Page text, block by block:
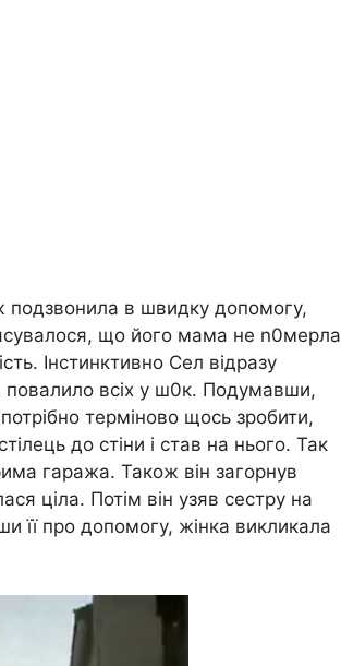
подзвонила в швидку допомогу,
що його мама не n0мерла
Інстинктивно Сел відразу
повалило всіх у ш0к. Подумавши,
терміново щось зробити,
до стіни і став на нього. Так
гаража. Також він загорнув
ціла. Потім він узяв сестру на
її про допомогу, жінка викликала